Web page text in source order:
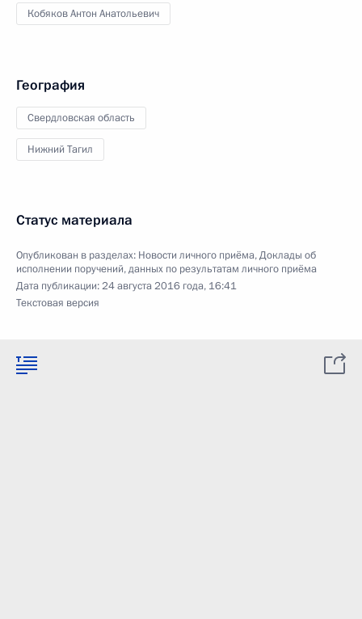
Кобяков Антон Анатольевич
География
Свердловская область
Нижний Тагил
Статус материала
Опубликован в разделах: Новости личного приёма,Доклады об
исполнении поручений, данных по результатам личного приёма
Дата публикации:24 августа 2016 года, 16:41
Текстовая версия